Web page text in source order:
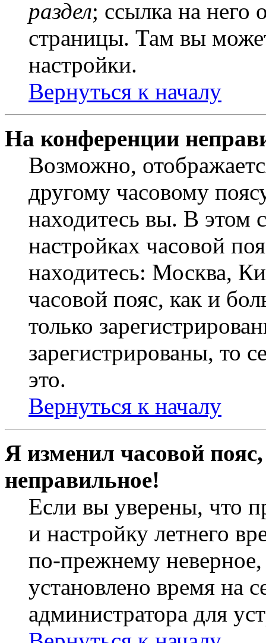
раздел; ссылка на него
страницы. Там вы
настройки.
Вернуться к началу
На конференции
Возможно,
другому часовому
находитесь вы. В этом
настройках часовой
находитесь: Москва,
часовой пояс, как и
только
зарегистрированы, то
это.
Вернуться к началу
Я изменил часовой
неправильное!
Если вы уверены, что
и настройку летнего
по-прежнему неверное,
установлено время на
администратора для